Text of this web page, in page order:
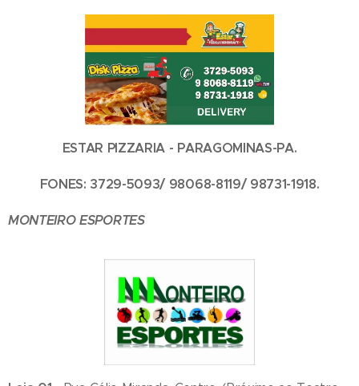
ESTAR PIZZARIA - PARAGOMINAS-PA.
FONES: 3729-5093/ 98068-8119/ 98731-1918.
MONTEIRO ESPORTES